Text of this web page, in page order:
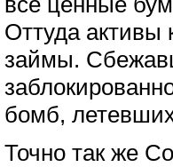
Оттуда активы
займы.
бомб,
Точно так же